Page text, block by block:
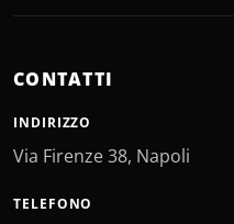
CONTATTI
INDIRIZZO
Via Firenze 38, Napoli
TELEFONO